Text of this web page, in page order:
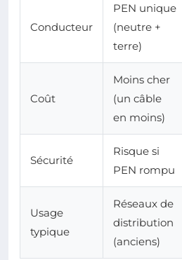
Conducteur
PEN unique
(neutre +
terre)
Coût
Moins cher
(un câble
en moins)
Sécurité
Risque si
PEN rompu
Usage
typique
Réseaux de
distribution
(anciens)